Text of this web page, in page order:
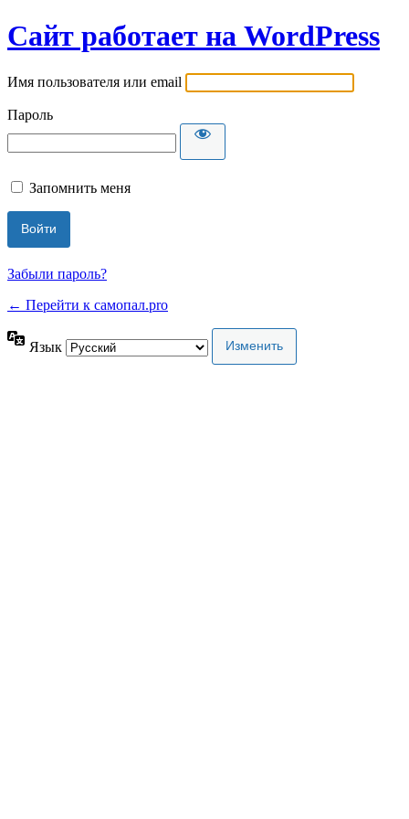
Сайт работает на WordPress
Имя пользователя или email
Пароль
Запомнить меня
Забыли пароль?
← Перейти к самопал.pro
Язык